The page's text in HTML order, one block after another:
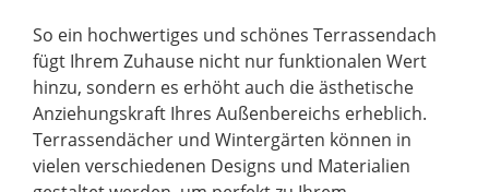
So ein hochwertiges und schönes Terrassendach
fügt Ihrem Zuhause nicht nur funktionalen Wert
hinzu, sondern es erhöht auch die ästhetische
Anziehungskraft Ihres Außenbereichs erheblich.
Terrassendächer und Wintergärten können in
vielen verschiedenen Designs und Materialien